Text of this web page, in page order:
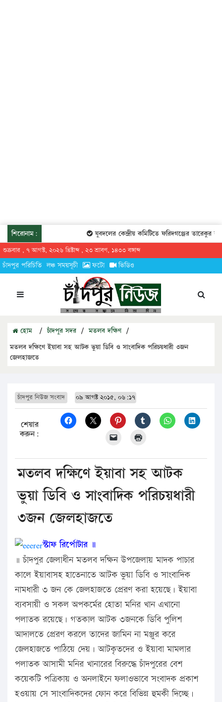
শিরোনাম: যুবদলের কেন্দ্রীয় কমিটিতে ফরিদগঞ্জের তারেকুর
শুক্রবার , ৭ আগস্ট, ২০২৬ খ্রিষ্টাব্দ , ২৩ শ্রাবণ, ১৪৩৩ বঙ্গাব্দ
চাঁদপুর পরিচিতি লঞ্চ সময়সূচী ফটো ভিডিও
হোম / চাঁদপুর সদর / মতলব দক্ষিণ /
মতলব দক্ষিণে ইয়াবা সহ আটক ভুয়া ডিবি ও সাংবাদিক পরিচয়ধারী ৩জন
জেলহাজতে
চাঁদপুর নিউজ সংবাদ ০৯ আগষ্ট ২০১৫, ০৬:১৭
শেয়ার
করুন:
মতলব দক্ষিণে ইয়াবা সহ আটক
ভুয়া ডিবি ও সাংবাদিক পরিচয়ধারী
৩জন জেলহাজতে
স্টাফ রির্পোটার ॥
॥ চাঁদপুর জেলাধীন মতলব দক্ষিন উপজেলায় মাদক পাচার
কালে ইয়াবাসহ হাতেনাতে আটক ভুয়া ডিবি ও সাংবাদিক
নামধারী ৩ জন কে জেলহাজতে প্রেরণ করা হয়েছে। ইয়াবা
ব্যবসায়ী ও সকল অপকর্মের হোতা মনির খান এখানো
পলাতক রয়েছে। গতকাল আটক ৩জনকে ডিবি পুলিশ
আদালতে প্রেরণ করলে তাদের জামিন না মঞ্জুর করে
জেলহাজতে পাঠিয়ে দেয়। আটকৃতদের ও ইয়াবা মামলার
পলাতক আসামী মনির খানারের বিরুদ্ধে চাঁদপুরের বেশ
কয়েকটি পত্রিকায় ও অনলাইনে ফলাওভাবে সংবাদক প্রকাশ
হওয়ায় সে সাংবাদিকদের ফোন করে বিভিন্ন হুমকী দিচ্ছে।